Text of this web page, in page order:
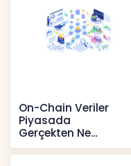
On-Chain Veriler
Piyasada
Gerçekten Ne
Anlatır?
Kripto